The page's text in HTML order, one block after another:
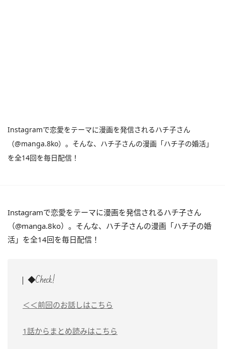
Instagramで恋愛をテーマに漫画を発信されるハチ子さん
（@manga.8ko）。そんな、ハチ子さんの漫画「ハチ子の婚活」
を全14回を毎日配信！
Instagramで恋愛をテーマに漫画を発信されるハチ子さん
（@manga.8ko）。そんな、ハチ子さんの漫画「ハチ子の婚
活」を全14回を毎日配信！
◆Check!
＜＜前回のお話しはこちら
1話からまとめ読みはこちら